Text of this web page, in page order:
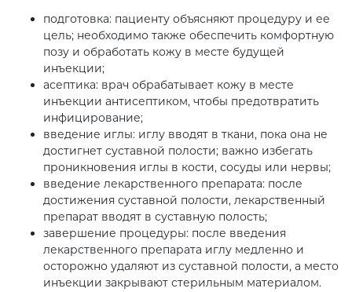
подготовка: пациенту объясняют процедуру и ее
цель; необходимо также обеспечить комфортную
позу и обработать кожу в месте будущей
инъекции;
асептика: врач обрабатывает кожу в месте
инъекции антисептиком, чтобы предотвратить
инфицирование;
введение иглы: иглу вводят в ткани, пока она не
достигнет суставной полости; важно избегать
проникновения иглы в кости, сосуды или нервы;
введение лекарственного препарата: после
достижения суставной полости, лекарственный
препарат вводят в суставную полость;
завершение процедуры: после введения
лекарственного препарата иглу медленно и
осторожно удаляют из суставной полости, а место
инъекции закрывают стерильным материалом.